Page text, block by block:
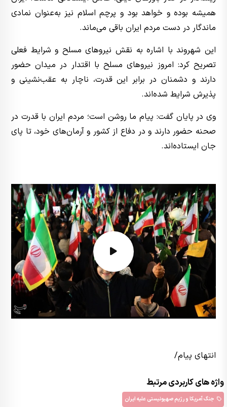
همیشه بوده و خواهد بود و پرچم اسلام نیز به‌عنوان نمادی
ماندگار در دست مردم ایران باقی می‌ماند.
این شهروند با اشاره به نقش نیروهای مسلح و شرایط فعلی
تصریح کرد: امروز نیروهای مسلح با اقتدار در میدان حضور
دارند و دشمنان در برابر این قدرت، ناچار به عقب‌نشینی و
پذیرش شرایط شده‌اند.
وی در پایان گفت: پیام ما روشن است؛ مردم ایران با قدرت در
صحنه حضور دارند و در دفاع از کشور و آرمان‌های خود، تا پای
جان ایستاده‌اند.
انتهای پیام/
واژه های کاربردی مرتبط
جنگ آمریکا و رژیم صهیونیستی علیه ایران